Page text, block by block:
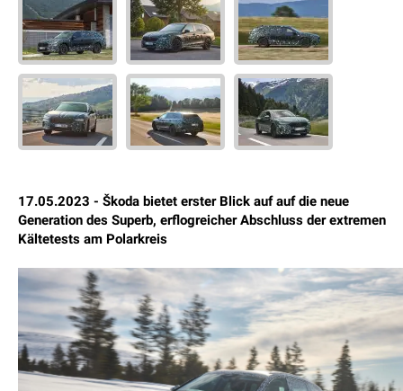
17.05.2023 - Škoda bietet erster Blick auf auf die neue
Generation des Superb, erflogreicher Abschluss der extremen
Kältetests am Polarkreis